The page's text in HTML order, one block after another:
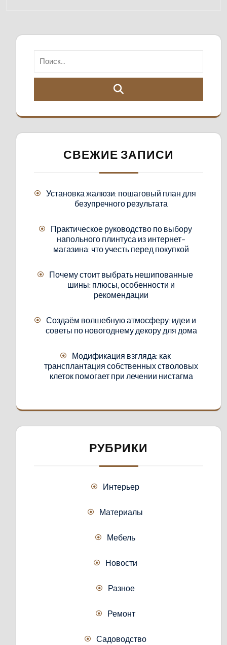
СВЕЖИЕ ЗАПИСИ
Установка жалюзи: пошаговый план для
безупречного результата
Практическое руководство по выбору
напольного плинтуса из интернет-
магазина: что учесть перед покупкой
Почему стоит выбрать нешипованные
шины: плюсы, особенности и
рекомендации
Создаём волшебную атмосферу: идеи и
советы по новогоднему декору для дома
Модификация взгляда: как
трансплантация собственных стволовых
клеток помогает при лечении нистагма
РУБРИКИ
Интерьер
Материалы
Мебель
Новости
Разное
Ремонт
Садоводство